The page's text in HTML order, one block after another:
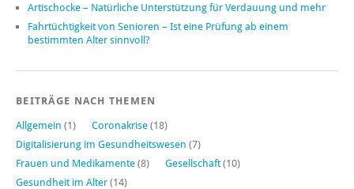
Artischocke – Natürliche Unterstützung für Verdauung und mehr
Fahrtüchtigkeit von Senioren – Ist eine Prüfung ab einem
bestimmten Alter sinnvoll?
BEITRÄGE NACH THEMEN
Allgemein (1) Coronakrise (18)
Digitalisierung im Gesundheitswesen (7)
Frauen und Medikamente (8) Gesellschaft (10)
Gesundheit im Alter (14)